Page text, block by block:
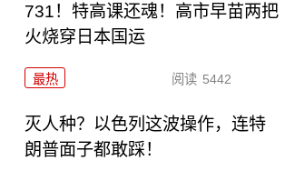
731！特高课还魂！高市早苗两把
火烧穿日本国运
最热 阅读 5442
灭人种？以色列这波操作，连特
朗普面子都敢踩！